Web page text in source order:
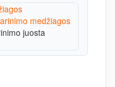
medžiagos
juosta